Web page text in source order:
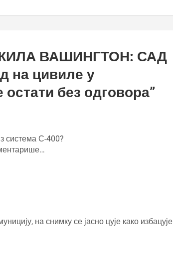
ВАШИНГТОН: САД
на цивиле у
без одговора”
система С-400?
на снимку се јасно цује како избацује